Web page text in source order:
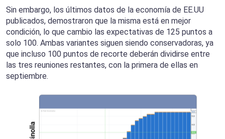
Sin embargo, los últimos datos de la economía de EE.UU
publicados, demostraron que la misma está en mejor
condición, lo que cambio las expectativas de 125 puntos a
solo 100. Ambas variantes siguen siendo conservadoras, ya
que incluso 100 puntos de recorte deberán dividirse entre
las tres reuniones restantes, con la primera de ellas en
septiembre.